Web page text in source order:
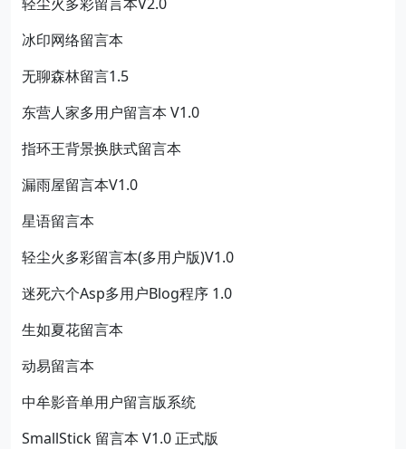
冰印网络留言本
无聊森林留言1.5
东营人家多用户留言本 V1.0
指环王背景换肤式留言本
漏雨屋留言本V1.0
星语留言本
轻尘火多彩留言本(多用户版)V1.0
迷死六个Asp多用户Blog程序 1.0
生如夏花留言本
动易留言本
中牟影音单用户留言版系统
SmallStick 留言本 V1.0 正式版